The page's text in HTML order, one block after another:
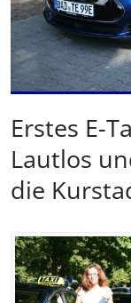
Erstes E-
Lautlos
die